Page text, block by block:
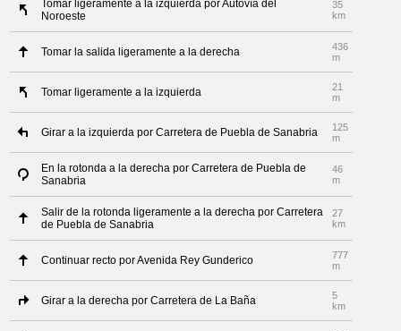
Tomar ligeramente a la izquierda por Autovía del
Noroeste
35
km
Tomar la salida ligeramente a la derecha
436
m
Tomar ligeramente a la izquierda
21
m
Girar a la izquierda por Carretera de Puebla de Sanabria
125
m
En la rotonda a la derecha por Carretera de Puebla de
Sanabria
46
m
Salir de la rotonda ligeramente a la derecha por Carretera
de Puebla de Sanabria
27
km
Continuar recto por Avenida Rey Gunderico
777
m
Girar a la derecha por Carretera de La Baña
5
km